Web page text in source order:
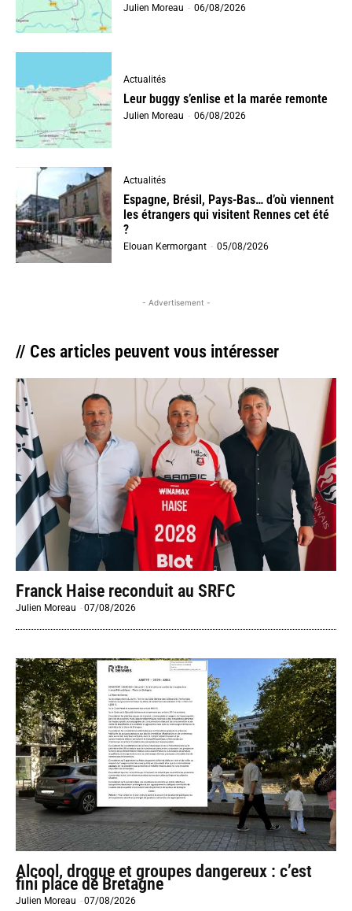
Julien Moreau - 06/08/2026
Actualités
Leur buggy s’enlise et la marée remonte
Julien Moreau - 06/08/2026
Actualités
Espagne, Brésil, Pays-Bas… d’où viennent
les étrangers qui visitent Rennes cet été
?
Elouan Kermorgant - 05/08/2026
- Advertisement -
// Ces articles peuvent vous intéresser
Franck Haise reconduit au SRFC
Julien Moreau -07/08/2026
Alcool, drogue et groupes dangereux : c’est
fini place de Bretagne
Julien Moreau -07/08/2026